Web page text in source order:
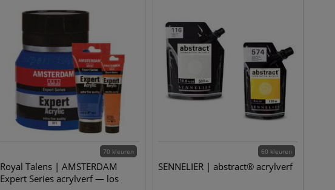
70 kleuren
Royal Talens | AMSTERDAM
Expert Series acrylverf — los
60 kleuren
SENNELIER | abstract® acrylverf